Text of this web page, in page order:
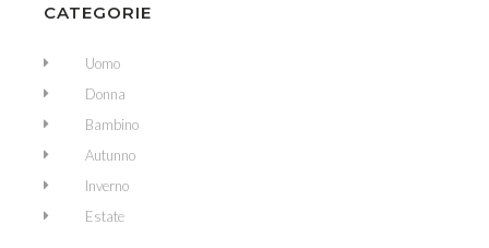
CATEGORIE
Uomo
Donna
Bambino
Autunno
Inverno
Estate